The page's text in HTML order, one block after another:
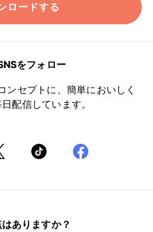
ロードする
をフォロー
ンセプトに、簡単においしく
配信しています。
ありますか？